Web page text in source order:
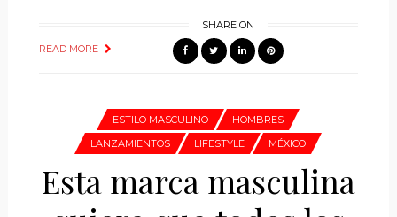
READ MORE
SHARE ON
ESTILO MASCULINO
HOMBRES
LANZAMIENTOS
LIFESTYLE MÉXICO
Esta marca masculina